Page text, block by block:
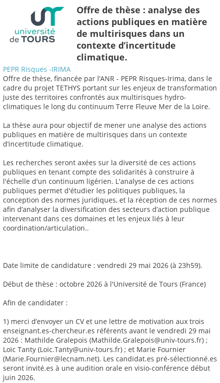
Offre de thèse : analyse des
actions publiques en matière
de multirisques dans un
contexte d’incertitude
climatique.
PEPR Risques -IRIMA
Offre de thèse, financée par l’ANR - PEPR Risques-Irima, dans le
cadre du projet TETHYS portant sur les enjeux de transformation
juste des territoires confrontés aux multirisques hydro-
climatiques le long du continuum Terre Fleuve Mer de la Loire.
La thèse aura pour objectif de mener une analyse des actions
publiques en matière de multirisques dans un contexte
d’incertitude climatique.
Les recherches seront axées sur la diversité de ces actions
publiques en tenant compte des solidarités à construire à
l'échelle d'un continuum ligérien. L'analyse de ces actions
publiques permet d'étudier les politiques publiques, la
conception des normes juridiques, et la réception de ces normes
afin d’analyser la diversification des secteurs d’action publique
intervenant dans ces domaines et les enjeux liés à leur
coordination/articulation..
Date limite de candidature : vendredi 29 mai 2026 (à 23h59).
Début de thèse : octobre 2026 à l'Université de Tours (France)
Afin de candidater :
1) merci d’envoyer un CV et une lettre de motivation aux trois
enseignant.es-chercheur.es référents avant le vendredi 29 mai
2026 : Mathilde Gralepois (Mathilde.Gralepois@univ-tours.fr) ;
Loïc Tanty (Loic.Tanty@univ-tours.fr) ; et Marie Fournier
(Marie.Fournier@lecnam.net). Les candidat.es pré-sélectionné.es
seront invité.es à une audition orale en visio-conférence début
juin 2026.